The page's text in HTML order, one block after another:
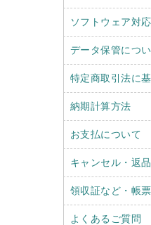
ソフトウェア対
データ保管につ
特定商取引法に
納期計算方法
お支払について
キャンセル・返
領収証など・帳
よくあるご質問